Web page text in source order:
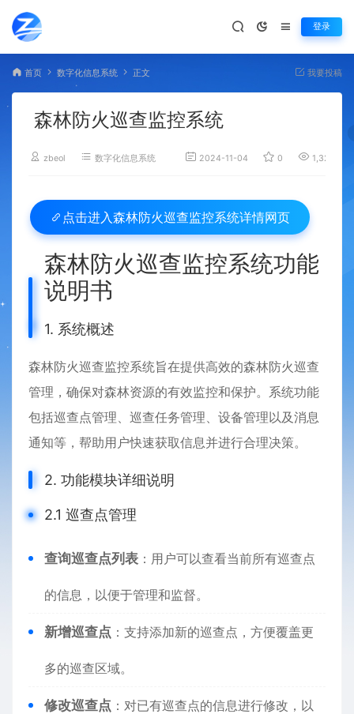
登录
首页 数字化信息系统 正文 我要投稿
森林防火巡查监控系统
zbeol 数字化信息系统 2024-11-04 0 1,327
点击进入 森林防火巡查监控系统详情网页
森林防火巡查监控系统功能
说明书
1. 系统概述
森林防火巡查监控系统旨在提供高效的森林防火巡查
管理，确保对森林资源的有效监控和保护。系统功能
包括巡查点管理、巡查任务管理、设备管理以及消息
通知等，帮助用户快速获取信息并进行合理决策。
2. 功能模块详细说明
2.1 巡查点管理
查询巡查点列表 ：用户可以查看当前所有巡查点
的信息，以便于管理和监督。
新增巡查点 ：支持添加新的巡查点，方便覆盖更
多的巡查区域。
修改巡查点 ：对已有巡查点的信息进行修改，以